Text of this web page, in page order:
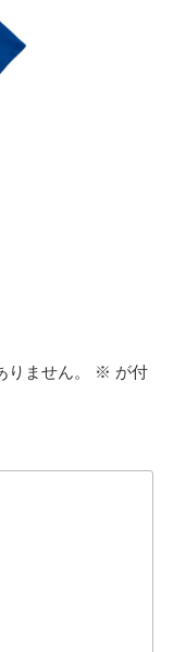
ません。 ※ が付